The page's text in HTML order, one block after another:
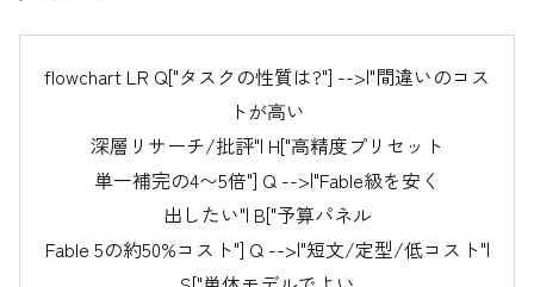
flowchart LR Q["タスクの性質は?"] -->|"間違いのコス
トが高い
深層リサーチ/批評"| H["高精度プリセット
単一補完の4〜5倍"] Q -->|"Fable級を安く
出したい"| B["予算パネル
Fable 5の約50%コスト"] Q -->|"短文/定型/低コスト"|